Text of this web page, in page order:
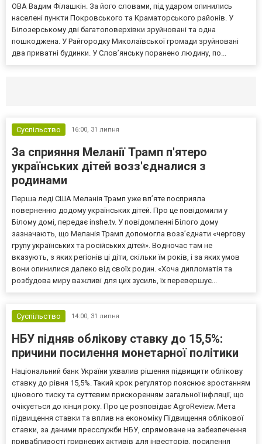
ОВА Вадим Філашкін. За його словами, під ударом опинились
населені пункти Покровського та Краматорського районів. У
Білозерському дві багатоповерхівки зруйновані та одна
пошкоджена. У Райгородку Миколаївської громади зруйновані
два приватні будинки. У Слов’янську поранено людину, по...
Суспільство 16:00, 31 липня
За сприяння Меланії Трамп п'ятеро
українських дітей возз'єдналися з
родинами
Перша леді США Меланія Трамп уже впʼяте посприяла
поверненню додому українських дітей. Про це повідомили у
Білому домі, передає inshe.tv. У повідомленні Білого дому
зазначають, що Меланія Трамп допомогла возз’єднати «чергову
групу українських та російських дітей». Водночас там не
вказують, з яких регіонів ці діти, скільки їм років, і за яких умов
вони опинилися далеко від своїх родин. «Хоча дипломатія та
розбудова миру важливі для цих зусиль, їх перевершує...
Суспільство 14:00, 31 липня
НБУ підняв облікову ставку до 15,5%:
причини посилення монетарної політики
Національний банк України ухвалив рішення підвищити облікову
ставку до рівня 15,5%. Такий крок регулятор пояснює зростанням
цінового тиску та суттєвим прискоренням загальної інфляції, що
очікується до кінця року. Про це розповідає AgroReview. Мета
підвищення ставки та вплив на економіку Підвищення облікової
ставки, за даними пресслужби НБУ, спрямоване на забезпечення
привабливості гривневих активів для інвесторів, посилення